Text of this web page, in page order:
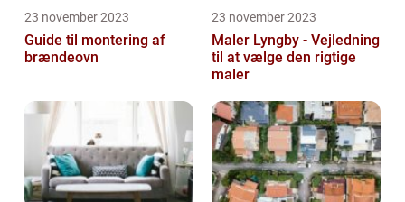
23 november 2023
Guide til montering af
brændeovn
23 november 2023
Maler Lyngby - Vejledning
til at vælge den rigtige
maler